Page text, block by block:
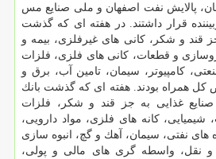
پالایش نفت اصفهان و ملی صنایع مس
قرار داشتند. در هفته ای كه گذشت
قند و شكر، كانی های غیرفلزی، بیمه و
و قطعات، كانی های فلزی، فلزات
كامپیوتر، سیمان، تامین آب، برق و
كل همراه بودند. هفته ای كه گذشت بانك
غذایی به جز قند و شكر، فلزات
كانه های فلزی، مواد دارویی،
های نفتی، سیمان، آهك و گچ، انبوه سازی
نقل، واسطه گری های مالی و پولی،